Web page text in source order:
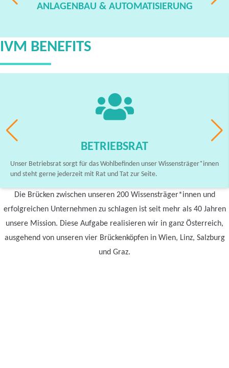
ANLAGENBAU & AUTOMATISIERUNG
IVM BENEFITS
BETRIEBSRAT
Unser Betriebsrat sorgt für das Wohlbefinden unser Wissensträger*innen
und steht gerne jederzeit mit Rat und Tat zur Seite.
Die Brücken zwischen unseren 200 Wissensträger*innen und
erfolgreichen Unternehmen zu schlagen ist seit mehr als 40 Jahren
unsere Mission. Diese Aufgabe realisieren wir in ganz Österreich,
ausgehend von unseren vier Brückenköpfen in Wien, Linz, Salzburg
und Graz.